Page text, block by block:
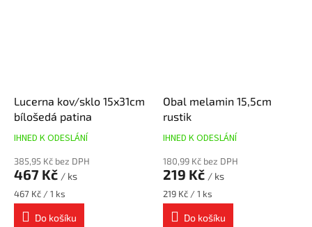
Lucerna kov/sklo 15x31cm
bílošedá patina
IHNED K ODESLÁNÍ
385,95 Kč bez DPH
467 Kč / ks
Měrná
cena:
467 Kč / 1 ks
Do košíku
Obal melamin 15,5cm
rustik
IHNED K ODESLÁNÍ
180,99 Kč bez DPH
219 Kč / ks
Měrná
cena:
219 Kč / 1 ks
Do košíku